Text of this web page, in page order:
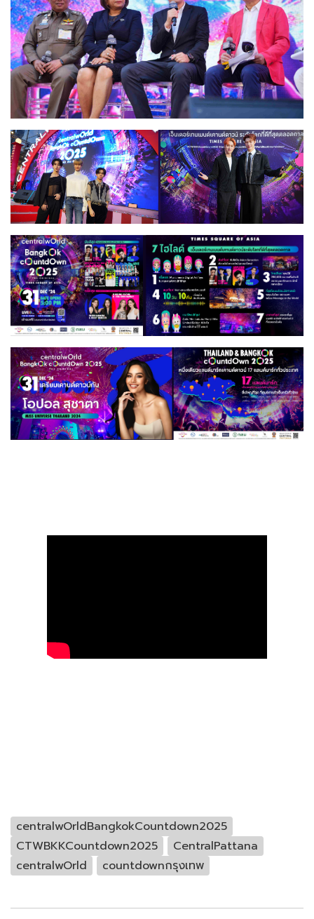
centralwOrldBangkokCountdown2025
CTWBKKCountdown2025
CentralPattana
centralwOrld
countdownกรุงเทพ